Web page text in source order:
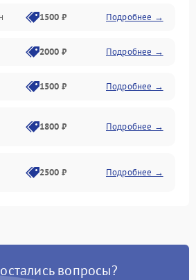
1500 ₽ Подробнее →
2000 ₽ Подробнее →
1500 ₽ Подробнее →
1800 ₽ Подробнее →
2500 ₽ Подробнее →
2200 ₽ Подробнее →
вопросы?